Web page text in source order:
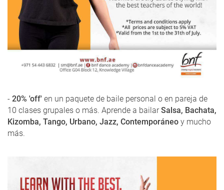
- 20% 'off' en un paquete de baile personal o en pareja de
10 clases grupales o más. Aprende a bailarSalsa, Bachata,
Kizomba, Tango, Urbano, Jazz, Contemporáneo y mucho
más.